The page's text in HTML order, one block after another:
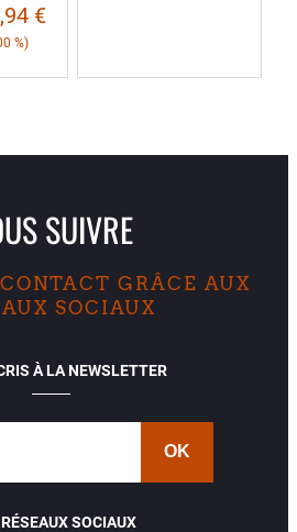
€
%)
SUIVRE
GRÂCE AUX
SOCIAUX
À LA NEWSLETTER
SOCIAUX